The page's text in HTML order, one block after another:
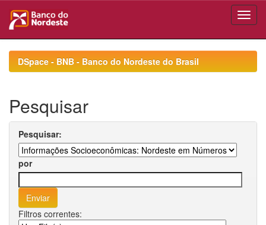
navigationDSpace - BNB - Banco do Nordeste do Brasil
Pesquisar
Pesquisar:
por
Filtros correntes: